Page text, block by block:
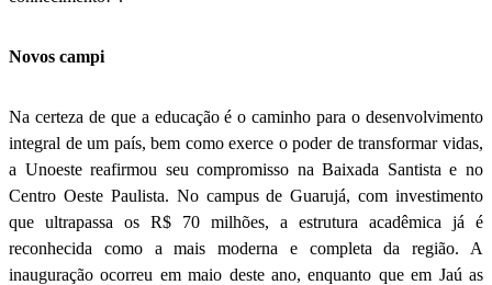
Novos campi
Na certeza de que a educação é o caminho para o desenvolvimento
integral de um país, bem como exerce o poder de transformar vidas,
a Unoeste reafirmou seu compromisso na Baixada Santista e no
Centro Oeste Paulista. No campus de Guarujá, com investimento
que ultrapassa os R$ 70 milhões, a estrutura acadêmica já é
reconhecida como a mais moderna e completa da região. A
inauguração ocorreu em maio deste ano, enquanto que em Jaú as